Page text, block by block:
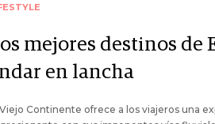
mejores destinos de
en lancha
Continente ofrece a los viajeros una